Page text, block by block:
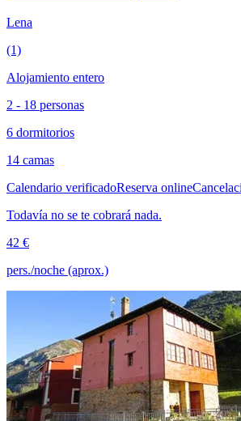
Lena
(1)
Alojamiento entero
2 - 18 personas
6 dormitorios
14 camas
Calendario verificadoReserva online
Todavía no se te cobrará nada.
42 €
pers./noche (aprox.)